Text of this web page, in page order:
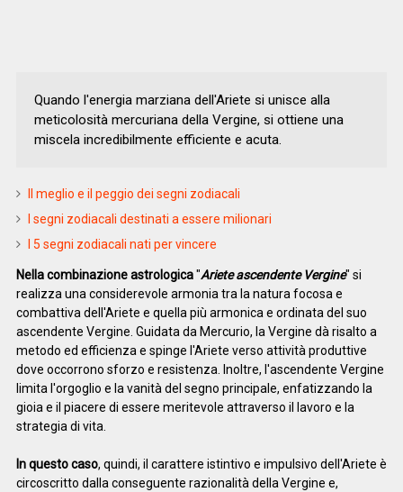
Quando l'energia marziana dell'Ariete si unisce alla
meticolosità mercuriana della Vergine, si ottiene una
miscela incredibilmente efficiente e acuta.
Il meglio e il peggio dei segni zodiacali
I segni zodiacali destinati a essere milionari
I 5 segni zodiacali nati per vincere
Nella combinazione astrologica"Ariete ascendente Vergine" si
realizza una considerevole armonia tra la natura focosa e
combattiva dell'Ariete e quella più armonica e ordinata del suo
ascendente Vergine. Guidata da Mercurio, la Vergine dà risalto a
metodo ed efficienza e spinge l'Ariete verso attività produttive
dove occorrono sforzo e resistenza. Inoltre, l'ascendente Vergine
limita l'orgoglio e la vanità del segno principale, enfatizzando la
gioia e il piacere di essere meritevole attraverso il lavoro e la
strategia di vita.
In questo caso, quindi, il carattere istintivo e impulsivo dell'Ariete è
circoscritto dalla conseguente razionalità della Vergine e,